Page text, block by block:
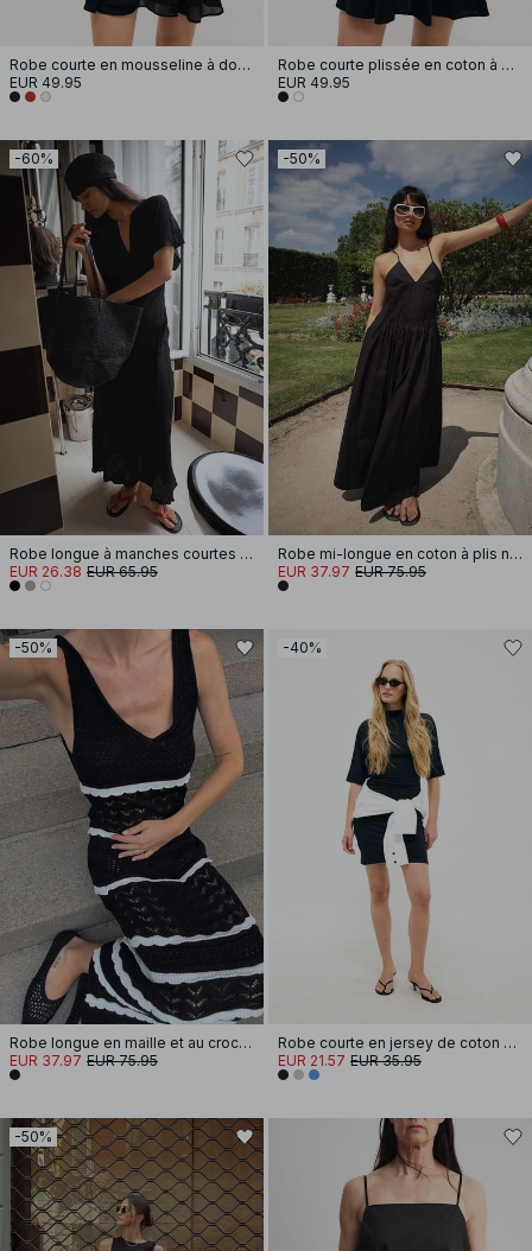
Robe courte en mousseline à dos nu
EUR 49.95
Robe courte plissée en coton à manches courtes
EUR 49.95
-60%
Robe longue à manches courtes froissées
EUR 26.38 EUR 65.95
-50%
Robe mi-longue en coton à plis nervés
EUR 37.97 EUR 75.95
-50%
Robe longue en maille et au crochet
EUR 37.97 EUR 75.95
-40%
Robe courte en jersey de coton doux
EUR 21.57 EUR 35.95
-50%